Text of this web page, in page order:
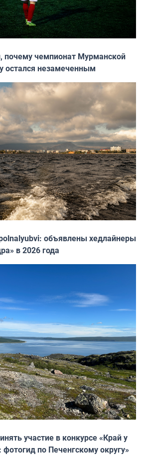
почему чемпионат Мурманской
остался незамеченным
объявлены хедлайнеры
в 2026 года
участие в конкурсе «Край у
по Печенгскому округу»